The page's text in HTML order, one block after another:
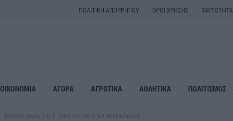
ΠΟΛΙΤΙΚΗ ΑΠΟΡΡΗΤΟΥ ΟΡΟΙ ΧΡΗΣΗΣ ΤΑΥΤΟΤΗΤΑ
ΟΙΚΟΝΟΜΙΑ ΑΓΟΡΑ ΑΓΡΟΤΙΚΑ ΑΘΛΗΤΙΚΑ ΠΟΛΙΤΙΣΜΟΣ
Ετήσιος χορός της Γ΄ Λυκείου του ΕΠΑΛ Αλεξάνδρειας